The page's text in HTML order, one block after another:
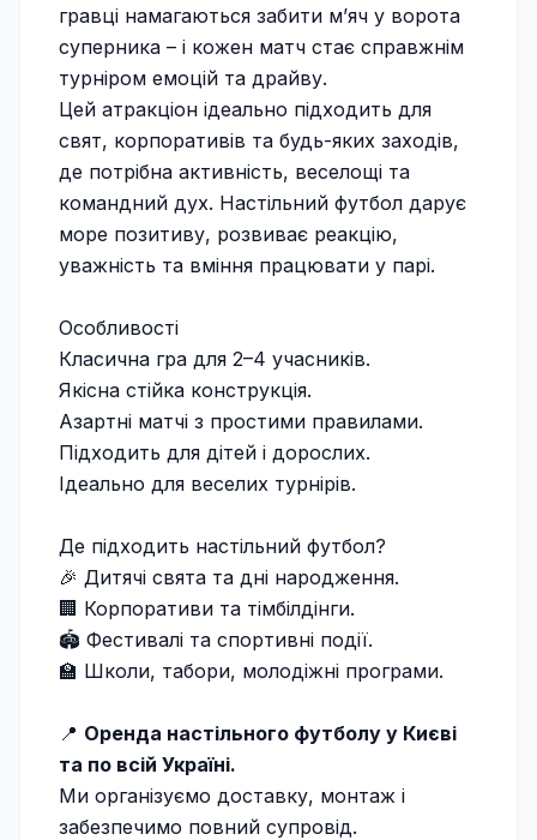
гравці намагаються забити м’яч у ворота
суперника – і кожен матч стає справжнім
турніром емоцій та драйву.
Цей атракціон ідеально підходить для
свят, корпоративів та будь-яких заходів,
де потрібна активність, веселощі та
командний дух. Настільний футбол дарує
море позитиву, розвиває реакцію,
уважність та вміння працювати у парі.
Особливості
Класична гра для 2–4 учасників.
Якісна стійка конструкція.
Азартні матчі з простими правилами.
Підходить для дітей і дорослих.
Ідеально для веселих турнірів.
Де підходить настільний футбол?
🎉 Дитячі свята та дні народження.
🏢 Корпоративи та тімбілдінги.
🏟 Фестивалі та спортивні події.
🏫 Школи, табори, молодіжні програми.
📍 Оренда настільного футболу у Києві
та по всій Україні.
Ми організуємо доставку, монтаж і
забезпечимо повний супровід.